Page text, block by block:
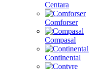
Centara
Comforser
Compasal
Continental